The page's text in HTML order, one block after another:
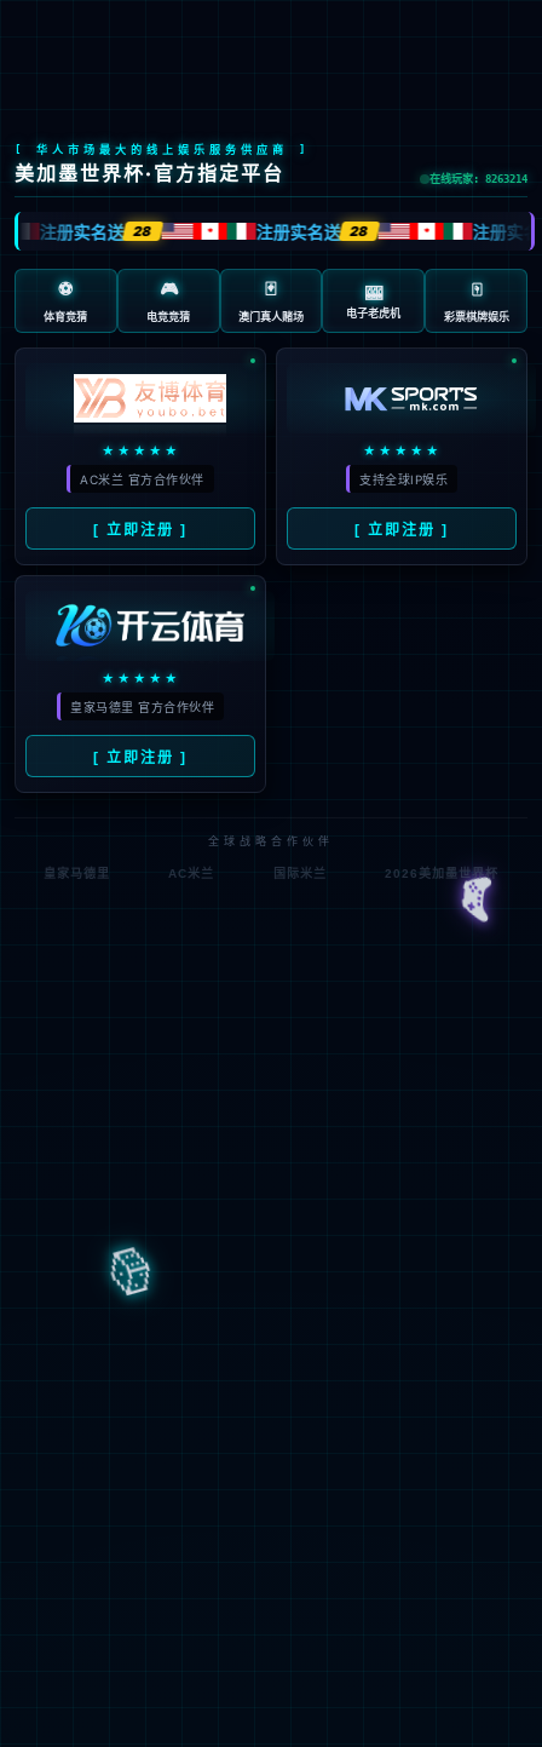
政府解决方案
为迎合此开发趋势，xpj7979一直坚持以高品质全系自主产品和雄厚
的专业实力，不断升级优化住宅项目的低压配电解决方案，所提供
的新6全系列高端配电产品原材料不含苯、镉、铅、汞等有害物质，
能式断路晶、MCCB塑亮断路、ATS双电源自动转换开关、MCB终端
配电及面板开关插座智能家居产品，全线满足住宅项目的各级配电
保护系统，为千家万户的百姓用电安全保驾护航。